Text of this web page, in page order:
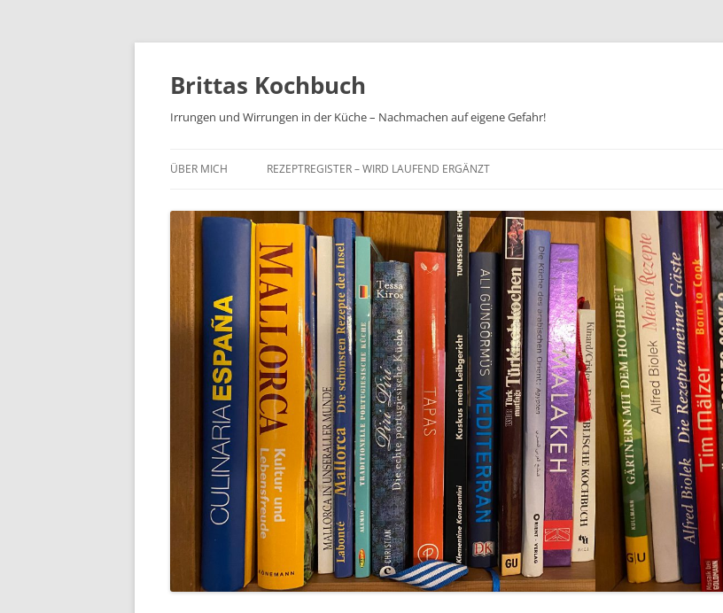
Brittas Kochbuch
Irrungen und Wirrungen in der Küche – Nachmachen auf eigene Gefahr!
ÜBER MICH REZEPTREGISTER – WIRD LAUFEND ERGÄNZT